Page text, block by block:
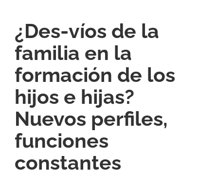
¿Des-víos de la
familia en la
formación de los
hijos e hijas?
Nuevos perfiles,
funciones
constantes